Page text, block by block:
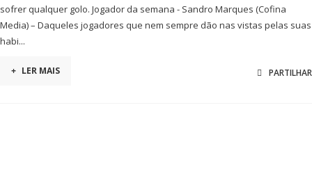
sofrer qualquer golo. Jogador da semana - Sandro Marques (Cofina
Media) – Daqueles jogadores que nem sempre dão nas vistas pelas suas
habi...
+ LER MAIS PARTILHAR